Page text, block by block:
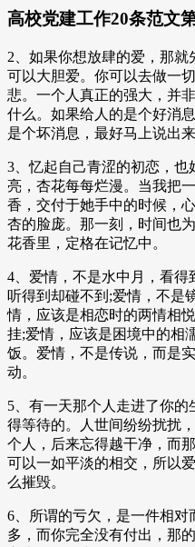
高校党建工作20条范文
2、如果你想放肆的爱，那
可以大胆爱。你可以去做一
悲。一个人真正的强大，并
什么。如果给人的是个好消
是个坏消息，最好马上说出来
3、忆起自己青涩的初恋，
亮，杏花每每烂漫。当我把
香，交付于她手中的时候，
杏的脸庞。那一刻，时间也
花香里，定格在记忆中。
4、爱情，不是水中月，看得
听得到却碰不到;爱情，不是
情，应该是相恋时的两情相
挂;爱情，应该是困境中的相
饭。爱情，不是传说，而是
动。
5、有一天那个人走进了你
得等待的。人世间纷纷扰扰
个人，后来忘得越干净，而
可以一如平淡的相交，所以
么摧毁。
6、所谓的亏欠，是一件相
多，而你完全没有付出，那